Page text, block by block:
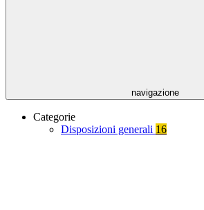
navigazione
Categorie
Disposizioni generali 16